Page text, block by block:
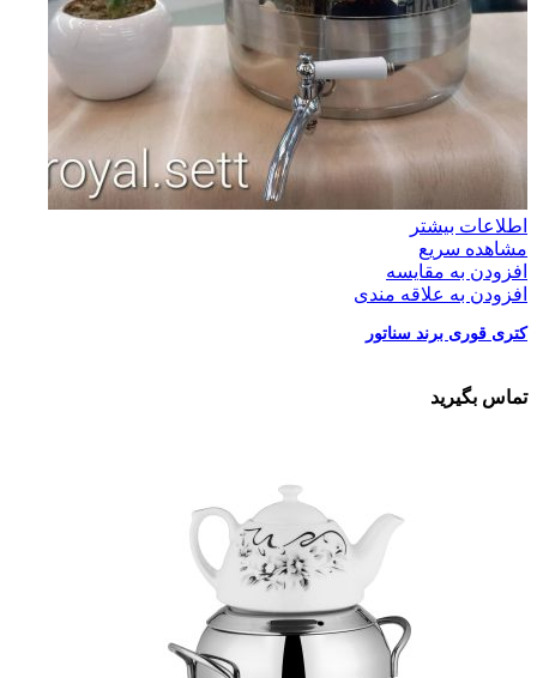
اطلاعات بیشتر
مشاهده سریع
افزودن به مقایسه
افزودن به علاقه مندی
کتری قوری برند سناتور
تماس بگیرید